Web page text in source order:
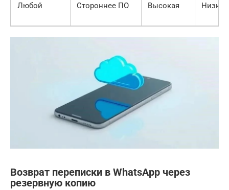
Любой Стороннее ПО Высокая Низкий
Возврат переписки в WhatsApp через
резервную копию